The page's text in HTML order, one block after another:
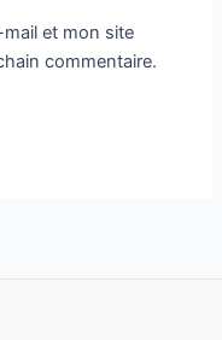
et mon site
commentaire.